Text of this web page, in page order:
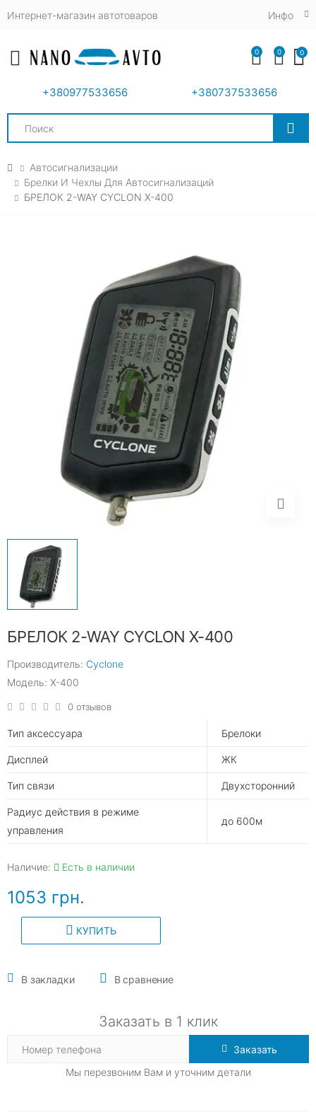
Интернет-магазин автотоваров Инфо
Toggle mobile menu
+380977533656 +380737533656
Search
0 0 0
Автосигнализации
Брелки И Чехлы Для Автосигнализаций
БРЕЛОК 2-WAY CYCLON X-400
БРЕЛОК 2-WAY CYCLON X-400
Производитель: Cyclone
Модель: X-400
0 отзывов
Тип аксессуара Брелоки
Дисплей ЖК
Тип связи Двухсторонний
Радиус действия в режиме
управления
до 600м
Наличие: Есть в наличии
1053 грн.
КУПИТЬ
В закладки В сравнение
Заказать в 1 клик
Заказать
Мы перезвоним Вам и уточним детали